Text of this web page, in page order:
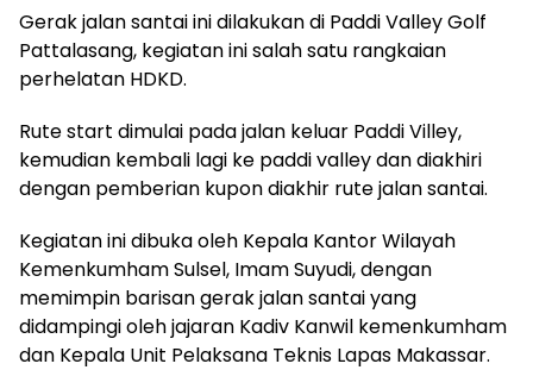
Gerak jalan santai ini dilakukan di Paddi Valley Golf
Pattalasang, kegiatan ini salah satu rangkaian
perhelatan HDKD.
Rute start dimulai pada jalan keluar Paddi Villey,
kemudian kembali lagi ke paddi valley dan diakhiri
dengan pemberian kupon diakhir rute jalan santai.
Kegiatan ini dibuka oleh Kepala Kantor Wilayah
Kemenkumham Sulsel, Imam Suyudi, dengan
memimpin barisan gerak jalan santai yang
didampingi oleh jajaran Kadiv Kanwil kemenkumham
dan Kepala Unit Pelaksana Teknis Lapas Makassar.